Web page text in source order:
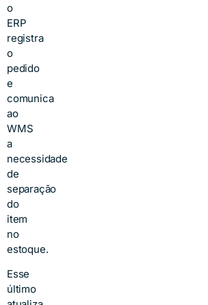
o
ERP
registra
o
pedido
e
comunica
ao
WMS
a
necessidade
de
separação
do
item
no
estoque.
Esse
último